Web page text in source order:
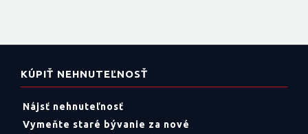
KÚPIŤ NEHNUTEĽNOSŤ
Nájsť nehnuteľnosť
Vymeňte staré bývanie za nové